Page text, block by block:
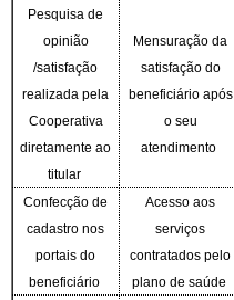
Pesquisa de
opinião
/satisfação
realizada pela
Cooperativa
diretamente ao
titular
Mensuração da
satisfação do
beneficiário após
o seu
atendimento
Confecção de
cadastro nos
portais do
beneficiário
Acesso aos
serviços
contratados pelo
plano de saúde